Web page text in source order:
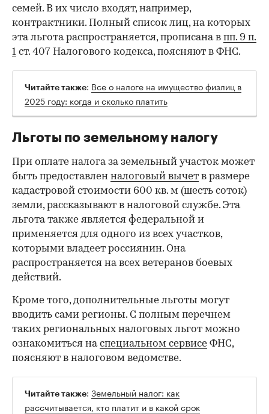
семей. В их число входят, например,
контрактники. Полный список лиц, на которых
эта льгота распространяется, прописана в пп. 9 п.
1 ст. 407 Налогового кодекса, поясняют в ФНС.
Читайте также: Все о налоге на имущество физлиц в
2025 году: когда и сколько платить
Льготы по земельному налогу
При оплате налога за земельный участок может
быть предоставлен налоговый вычет в размере
кадастровой стоимости 600 кв. м (шесть соток)
земли, рассказывают в налоговой службе. Эта
льгота также является федеральной и
применяется для одного из всех участков,
которыми владеет россиянин. Она
распространяется на всех ветеранов боевых
действий.
Кроме того, дополнительные льготы могут
вводить сами регионы. С полным перечнем
таких региональных налоговых льгот можно
ознакомиться наспециальном сервисе ФНС,
поясняют в налоговом ведомстве.
Читайте также: Земельный налог: как
рассчитывается, кто платит и в какой срок